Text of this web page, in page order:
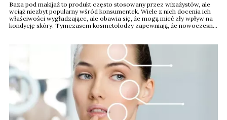
Baza pod makijaż to produkt często stosowany przez wizażystów, ale
wciąż niezbyt popularny wśród konsumentek. Wiele z nich docenia ich
właściwości wygładzające, ale obawia się, że mogą mieć zły wpływ na
kondycję skóry. Tymczasem kosmetolodzy zapewniają, że nowoczesne